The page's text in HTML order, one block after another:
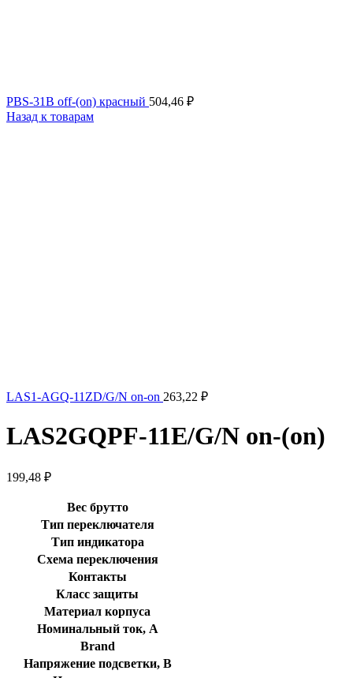
PBS-31B off-(on) красный 504,46 ₽
Назад к товарам
LAS1-AGQ-11ZD/G/N on-on 263,22 ₽
LAS2GQPF-11E/G/N on-(on)
199,48 ₽
Вес брутто
Тип переключателя
Тип индикатора
Схема переключения
Контакты
Класс защиты
Материал корпуса
Номинальный ток, А
Brand
Напряжение подсветки, В